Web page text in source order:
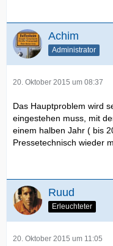
Achim
Administrator
20. Oktober 2015 um 08:37
Das Hauptproblem wird
eingestehen muss, mit
einem halben Jahr ( bis
Pressetechnisch wieder
Ruud
Erleuchteter
20. Oktober 2015 um 11:05